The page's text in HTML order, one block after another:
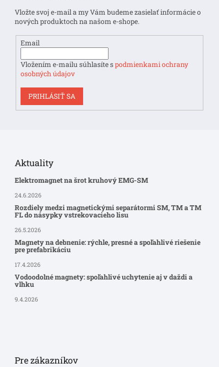
Vložte svoj e-mail a my Vám budeme zasielať informácie o
nových produktoch na našom e-shope.
Email
Vložením e-mailu súhlasíte spodmienkami ochrany
osobných údajov
PRIHLÁSIŤ SA
Aktuality
Elektromagnet na šrot kruhový EMG-SM
24.6.2026
Rozdiely medzi magnetickými separátormi SM, TM a TM
FL do násypky vstrekovacieho lisu
26.5.2026
Magnety na debnenie: rýchle, presné a spoľahlivé riešenie
pre prefabrikáciu
17.4.2026
Vodoodolné magnety: spoľahlivé uchytenie aj v daždi a
vlhku
9.4.2026
Pre zákazníkov